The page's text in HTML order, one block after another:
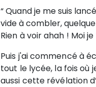
“ Quand je me suis
vide à combler,
Rien à voir ahah ! Moi
Puis j'ai commencé à
tout le lycée, la fois où
aussi cette révélation